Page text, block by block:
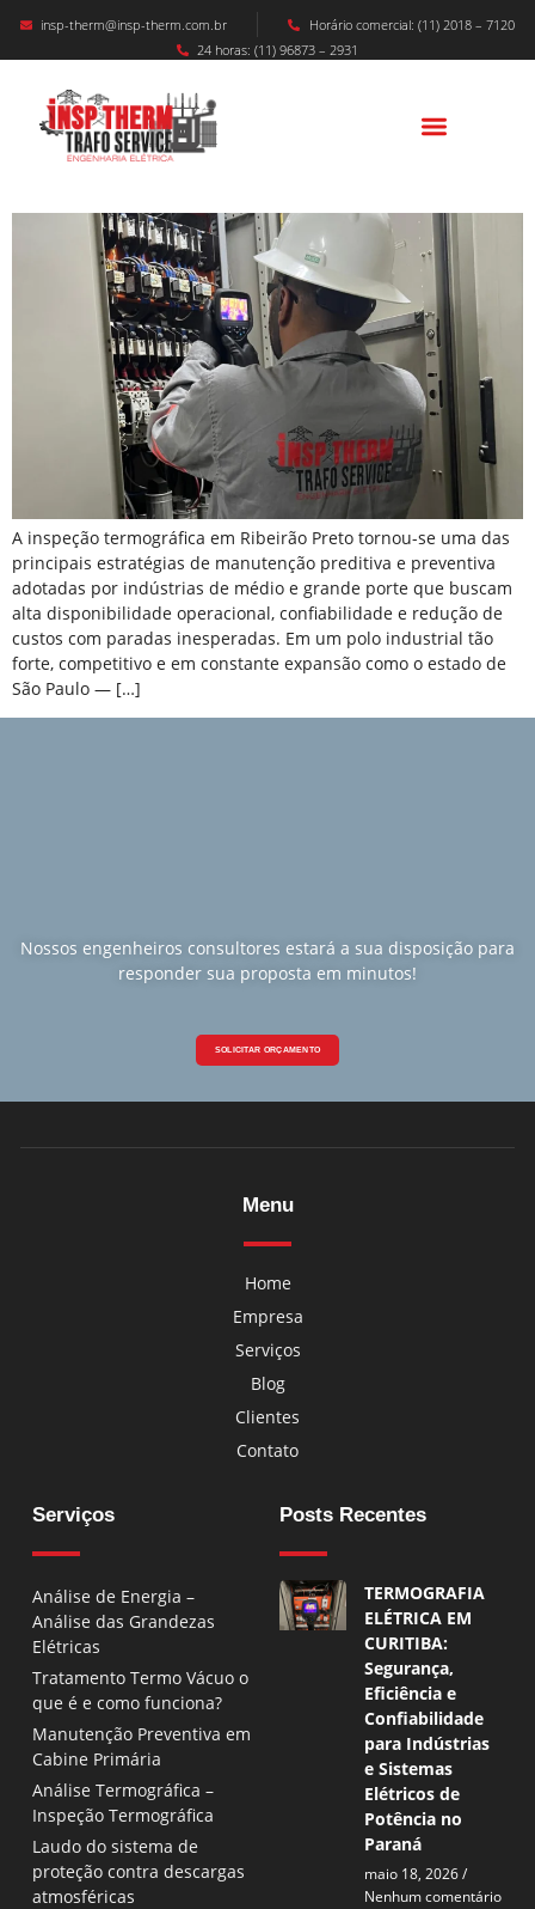
insp-therm@insp-therm.com.br
Horário comercial: (11) 2018 – 7120
24 horas: (11) 96873 – 2931
INSPEÇÃO TERMOGRÁFICA EM RIBEIRÃO
PRETO: A Solução Essencial Para A
A inspeção termográfica em Ribeirão Preto tornou-se uma das
principais estratégias de manutenção preditiva e preventiva
adotadas por indústrias de médio e grande porte que buscam
alta disponibilidade operacional, confiabilidade e redução de
custos com paradas inesperadas. Em um polo industrial tão
forte, competitivo e em constante expansão como o estado de
São Paulo — […]
Nossos engenheiros consultores estará a sua disposição para
responder sua proposta em minutos!
SOLICITAR ORÇAMENTO
Menu
Home
Empresa
Serviços
Blog
Clientes
Contato
Serviços
Análise de Energia –
Análise das Grandezas
Elétricas
Tratamento Termo Vácuo o
que é e como funciona?
Manutenção Preventiva em
Cabine Primária
Análise Termográfica –
Inspeção Termográfica
Laudo do sistema de
proteção contra descargas
atmosféricas
Posts Recentes
TERMOGRAFIA
ELÉTRICA EM
CURITIBA:
Segurança,
Eficiência e
Confiabilidade
para Indústrias
e Sistemas
Elétricos de
Potência no
Paraná
maio 18, 2026
Nenhum comentário